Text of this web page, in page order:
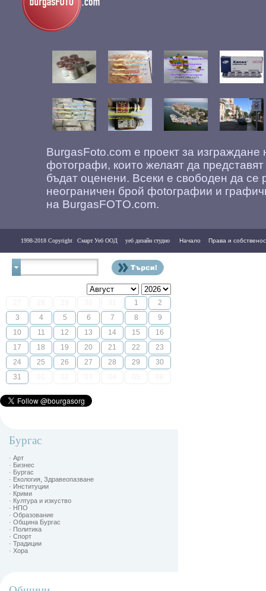
BurgasFoto.com е проект за
фотографи, които желаят да
бъдат оценени. Всеки е свободен да се
неограничен брой фоtографии и
на BurgasFOTO.com.
1998-2018 Copyright Смарт Уеб ООД уеб дизайн студио Начало Права и
1
2
3
4 5 6 7 8
9
10
11 12 13 14 15
16
17
18 19 20 21 22
23
24
25 26 27 28 29
30
31
Бургас
· Арт
· Бизнес
· Бургас
· Екология, Здравеопазване
· Институции
· Крими
· Култура и изкуство
· НПО
· Образование
· Община Бургас
· Политика
· Спорт
· Традиции
· Хора